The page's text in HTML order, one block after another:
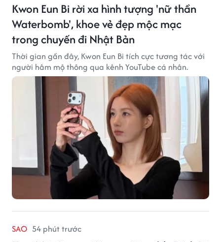
Kwon Eun Bi rời xa hình tượng 'nữ thần
Waterbomb', khoe vẻ đẹp mộc mạc
trong chuyến đi Nhật Bản
Thời gian gần đây, Kwon Eun Bi tích cực tương tác với
người hâm mộ thông qua kênh YouTube cá nhân.
SAO 54 phút trước